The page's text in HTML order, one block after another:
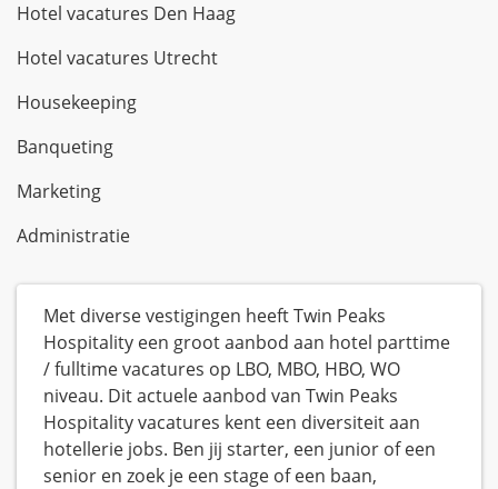
Hotel vacatures Den Haag
Hotel vacatures Utrecht
Housekeeping
Banqueting
Marketing
Administratie
Met diverse vestigingen heeft Twin Peaks
Hospitality een groot aanbod aan hotel parttime
/ fulltime vacatures op LBO, MBO, HBO, WO
niveau. Dit actuele aanbod van Twin Peaks
Hospitality vacatures kent een diversiteit aan
hotellerie jobs. Ben jij starter, een junior of een
senior en zoek je een stage of een baan,